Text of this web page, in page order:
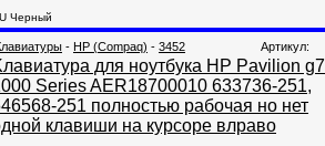
Черный
- HP (Compaq) - 3452 Артикул:
для ноутбука HP Pavilion
Series AER18700010 633736-251,
251 полностью рабочая но нет
клавиши на курсоре влраво